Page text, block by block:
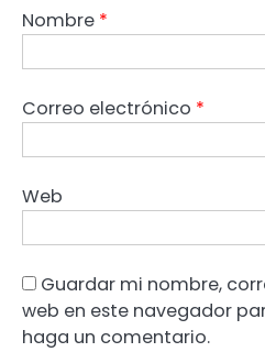
Nombre *
Correo electrónico *
Web
Guardar mi nombre,
web en este navegador
haga un comentario.